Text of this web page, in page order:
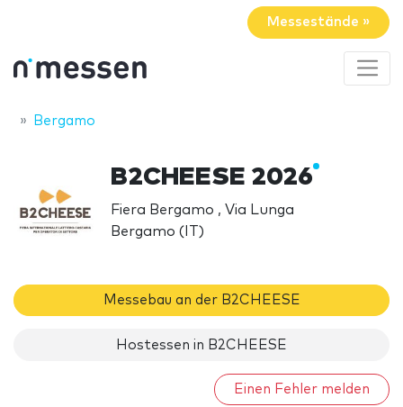
Messestände »
Bergamo
B2CHEESE 2026
Fiera Bergamo , Via Lunga
Bergamo (IT)
Messebau an der B2CHEESE
Hostessen in B2CHEESE
Einen Fehler melden